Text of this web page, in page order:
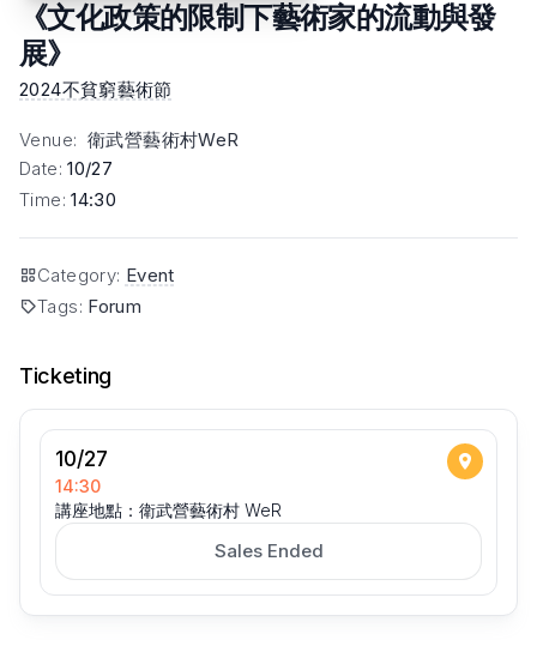
《文化政策的限制下藝術家的流動與發
展》
2024不貧窮藝術節
Venue: 衛武營藝術村WeR
Date:10/27
Time:14:30
Category: Event
Tags: Forum
Ticketing
10/27
14:30
講座地點：衛武營藝術村 WeR
Sales Ended